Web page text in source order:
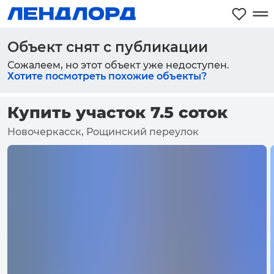
Объект снят с публикации
Сожалеем, но этот объект уже недоступен.
Хотите посмотреть похожие объекты?
Купить участок 7.5 соток
Новочеркасск, Рощинский переулок